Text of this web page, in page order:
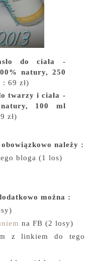
do ciała -
natury, 250
69 zł)
twarzy i ciała -
100 ml
zł)
obowiązkowo należy :
bloga (1 los)
można :
na FB (2 losy)
z linkiem do tego